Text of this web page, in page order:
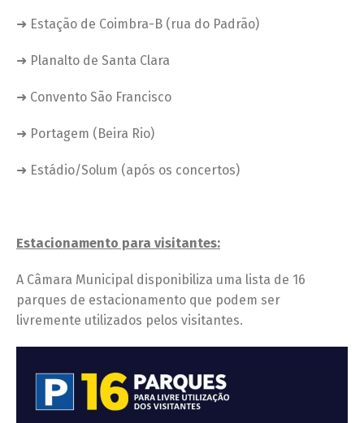
➜ Estação de Coimbra-B (rua do Padrão)
➜ Planalto de Santa Clara
➜ Convento São Francisco
➜ Portagem (Beira Rio)
➜ Estádio/Solum (após os concertos)
Estacionamento para visitantes:
A Câmara Municipal disponibiliza uma lista de 16
parques de estacionamento que podem ser
livremente utilizados pelos visitantes.